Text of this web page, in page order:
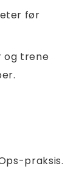
før
og trene
praksis.